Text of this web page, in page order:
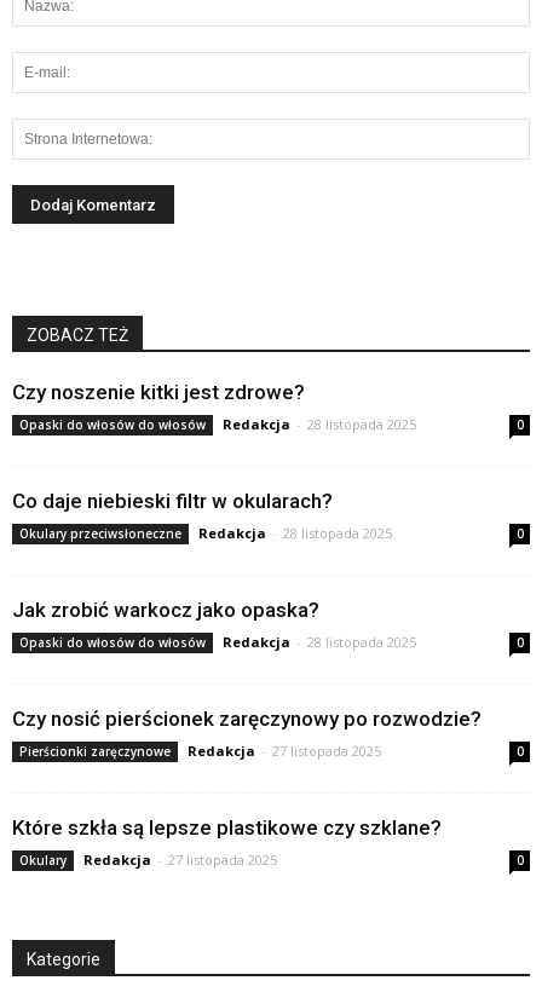
ZOBACZ TEŻ
Czy noszenie kitki jest zdrowe?
Opaski do włosów do włosów Redakcja - 28 listopada 2025 0
Co daje niebieski filtr w okularach?
Okulary przeciwsłoneczne Redakcja - 28 listopada 2025 0
Jak zrobić warkocz jako opaska?
Opaski do włosów do włosów Redakcja - 28 listopada 2025 0
Czy nosić pierścionek zaręczynowy po rozwodzie?
Pierścionki zaręczynowe Redakcja - 27 listopada 2025 0
Które szkła są lepsze plastikowe czy szklane?
Okulary Redakcja - 27 listopada 2025 0
Kategorie